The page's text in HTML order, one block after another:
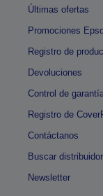
Últimas ofertas
Promociones
Registro de
Devoluciones
Control de
Registro de
Contáctanos
Buscar distribuidor
Newsletter